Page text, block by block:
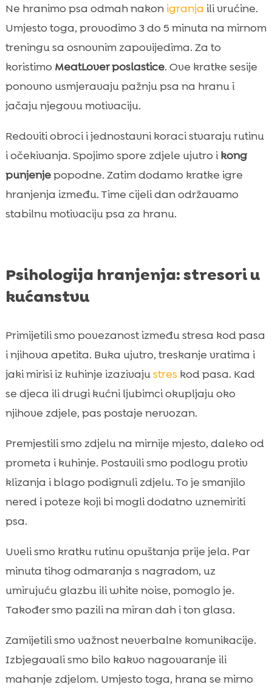
Ne hranimo psa odmah nakon igranja ili vrućine.
Umjesto toga, provodimo 3 do 5 minuta na mirnom
treningu sa osnovnim zapovijedima. Za to
koristimo MeatLover poslastice. Ove kratke sesije
ponovno usmjeravaju pažnju psa na hranu i
jačaju njegovu motivaciju.
Redoviti obroci i jednostavni koraci stvaraju rutinu
i očekivanja. Spojimo spore zdjele ujutro ikong
punjenjepopodne. Zatim dodamo kratke igre
hranjenja između. Time cijeli dan održavamo
stabilnu motivaciju psa za hranu.
Psihologija hranjenja: stresori u
kućanstvu
Primijetili smo povezanost između stresa kod pasa
i njihova apetita. Buka ujutro, treskanje vratima i
jaki mirisi iz kuhinje izazivajustres kod pasa. Kad
se djeca ili drugi kućni ljubimci okupljaju oko
njihove zdjele, pas postaje nervozan.
Premjestili smo zdjelu na mirnije mjesto, daleko od
prometa i kuhinje. Postavili smo podlogu protiv
klizanja i blago podignuli zdjelu. To je smanjilo
nered i poteze koji bi mogli dodatno uznemiriti
psa.
Uveli smo kratku rutinu opuštanja prije jela. Par
minuta tihog odmaranja s nagradom, uz
umirujuću glazbu ili white noise, pomoglo je.
Također smo pazili na miran dah i ton glasa.
Zamijetili smo važnost neverbalne komunikacije.
Izbjegavali smo bilo kakvo nagovaranje ili
mahanje zdjelom. Umjesto toga, hrana se mirno